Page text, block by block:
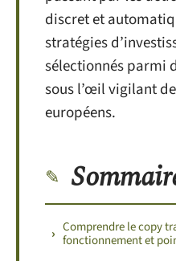
discret et
stratégies
sélectionnés parmi
sous l’œil vigilant
européens.
Comprendre le copy
fonctionnement et